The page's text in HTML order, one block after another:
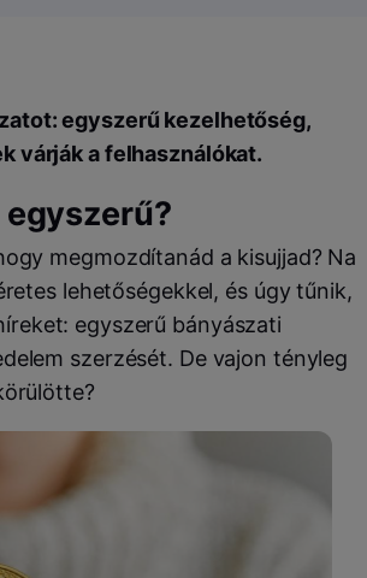
egyszerű kezelhetőség,
várják a felhasználókat.
megmozdítanád a kisujjad? Na
lehetőségekkel, és úgy tűnik,
egyszerű bányászati
szerzését. De vajon tényleg